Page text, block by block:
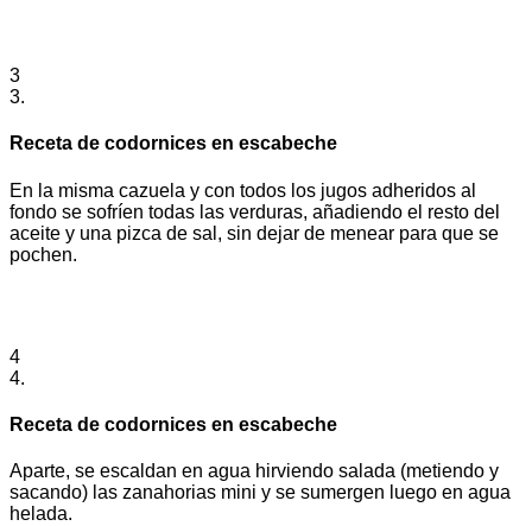
3
3.
Receta de codornices en escabeche
En la misma cazuela y con todos los jugos adheridos al
fondo se sofríen todas las verduras, añadiendo el resto del
aceite y una pizca de sal, sin dejar de menear para que se
pochen.
4
4.
Receta de codornices en escabeche
Aparte, se escaldan en agua hirviendo salada (metiendo y
sacando) las zanahorias mini y se sumergen luego en agua
helada.